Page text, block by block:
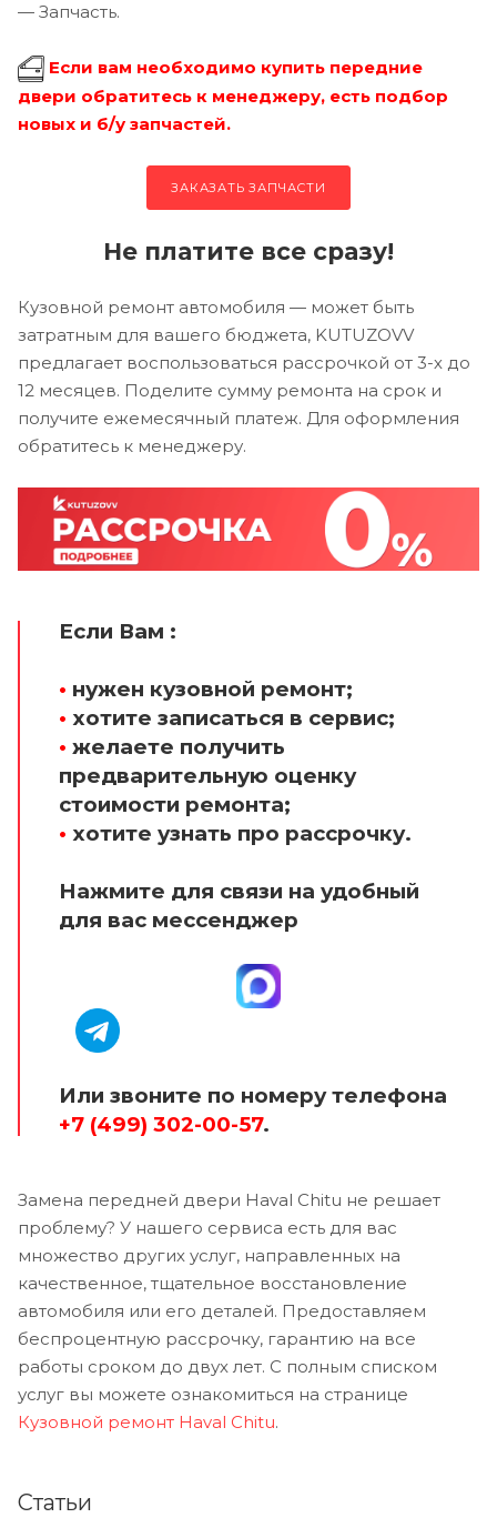
— Запчасть.
Если вам необходимо купить передние
двери обратитесь к менеджеру, есть подбор
новых и б/у запчастей.
ЗАКАЗАТЬ ЗАПЧАСТИ
Не платите все сразу!
Кузовной ремонт автомобиля — может быть
затратным для вашего бюджета, KUTUZOVV
предлагает воспользоваться рассрочкой от 3-х до
12 месяцев. Поделите сумму ремонта на срок и
получите ежемесячный платеж. Для оформления
обратитесь к менеджеру.
Если Вам :
• нужен кузовной ремонт;
• хотите записаться в сервис;
• желаете получить
предварительную оценку
стоимости ремонта;
• хотите узнать про рассрочку.
Нажмите для связи на удобный
для вас мессенджер
Или звоните по номеру телефона
+7 (499) 302-00-57.
Замена передней двери Haval Chitu не решает
проблему? У нашего сервиса есть для вас
множество других услуг, направленных на
качественное, тщательное восстановление
автомобиля или его деталей. Предоставляем
беспроцентную рассрочку, гарантию на все
работы сроком до двух лет. С полным списком
услуг вы можете ознакомиться на странице
Кузовной ремонт Haval Chitu.
Статьи